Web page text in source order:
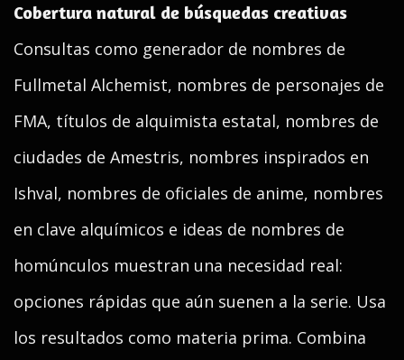
Cobertura natural de búsquedas creativas
Consultas como generador de nombres de
Fullmetal Alchemist, nombres de personajes de
FMA, títulos de alquimista estatal, nombres de
ciudades de Amestris, nombres inspirados en
Ishval, nombres de oficiales de anime, nombres
en clave alquímicos e ideas de nombres de
homúnculos muestran una necesidad real:
opciones rápidas que aún suenen a la serie. Usa
los resultados como materia prima. Combina